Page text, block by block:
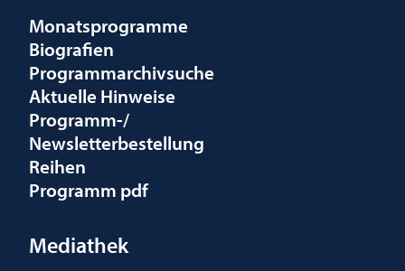
Monatsprogramme
Biografien
Programmarchivsuche
Aktuelle Hinweise
Programm-/
Newsletterbestellung
Reihen
Programm pdf
Mediathek